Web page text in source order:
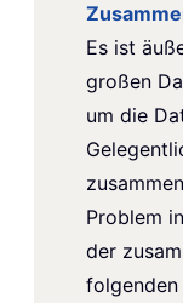
Es ist
großen
um die
Problem
der